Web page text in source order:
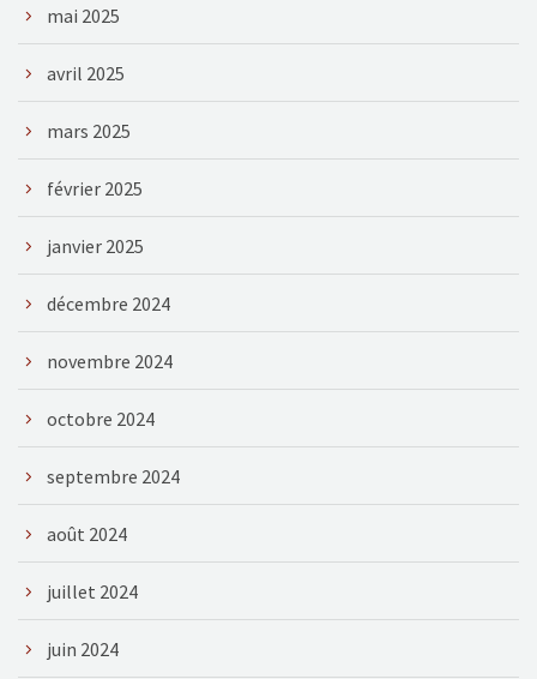
mai 2025
avril 2025
mars 2025
février 2025
janvier 2025
décembre 2024
novembre 2024
octobre 2024
septembre 2024
août 2024
juillet 2024
juin 2024